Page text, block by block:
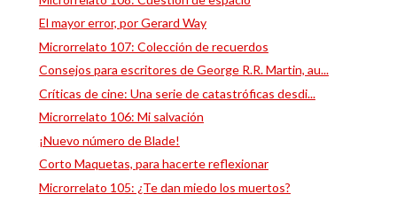
El mayor error, por Gerard Way
Microrrelato 107: Colección de recuerdos
Consejos para escritores de George R.R. Martin, au...
Críticas de cine: Una serie de catastróficas desdi...
Microrrelato 106: Mi salvación
¡Nuevo número de Blade!
Corto Maquetas, para hacerte reflexionar
Microrrelato 105: ¿Te dan miedo los muertos?